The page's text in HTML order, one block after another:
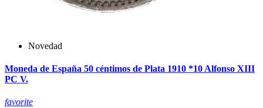
Novedad
Moneda de España 50 céntimos de Plata 1910 *10 Alfonso XIII
PC V.
favorite